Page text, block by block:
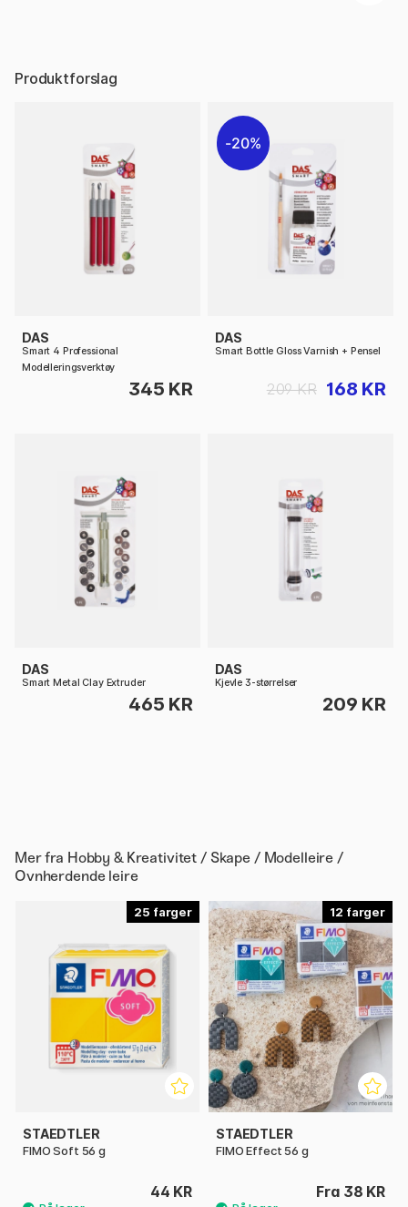
Produktforslag
DAS
Smart 4 Professional
Modelleringsverktøy
345 KR
20%
DAS
Smart Bottle Gloss Varnish + Pensel
168 KR
209 KR
DAS
Smart Metal Clay Extruder
465 KR
DAS
Kjevle 3-størrelser
209 KR
Mer fra Hobby & Kreativitet / Skape / Modelleire /
Ovnherdende leire
25
STAEDTLER
FIMO Soft 56 g
44 KR
12
STAEDTLER
FIMO Effect 56 g
Fra 38 KR